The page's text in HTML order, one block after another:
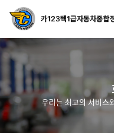
우리는 최고의 서비스